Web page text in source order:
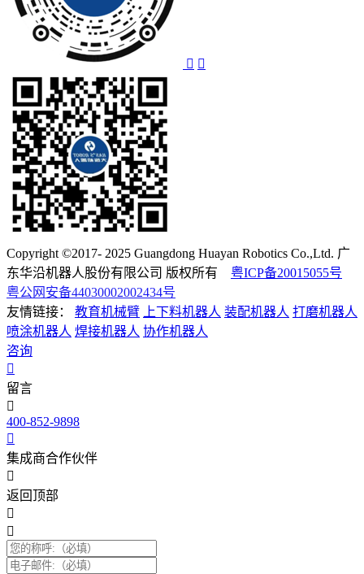
Copyright ©2017- 2025 Guangdong Huayan Robotics Co.,Ltd. 广
东华沿机器人股份有限公司 版权所有 粤ICP备20015055号
粤公网安备44030002002434号
友情链接：
教育机械臂 上下料机器人 装配机器人 打磨机器人
喷涂机器人 焊接机器人 协作机器人
咨询
留言
400-852-9898
集成商合作伙伴
返回顶部